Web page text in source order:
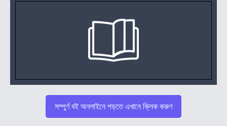
সম্পুর্ণ বই অনলাইনে পড়তে এখানে ক্লিক করুণ